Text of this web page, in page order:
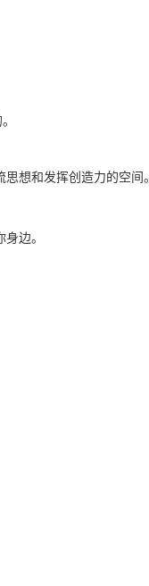
想和发挥创造力的空间。
边。